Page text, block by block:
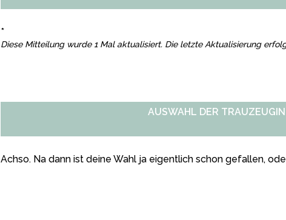
*
Diese Mitteilung wurde 1 Mal aktualisiert. Die letzte Aktualisierung
AUSWAHL DER TRAUZEUGIN
Achso. Na dann ist deine Wahl ja eigentlich schon gefallen,